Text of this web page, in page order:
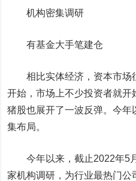
机构密集调研
有基金大手笔建仓
相比实体经济，资本市场
开始，市场上不少投资者就
猪股也展开了一波反弹。今
集布局。
今年以来，截止2022年5
家机构调研，为行业最热门公